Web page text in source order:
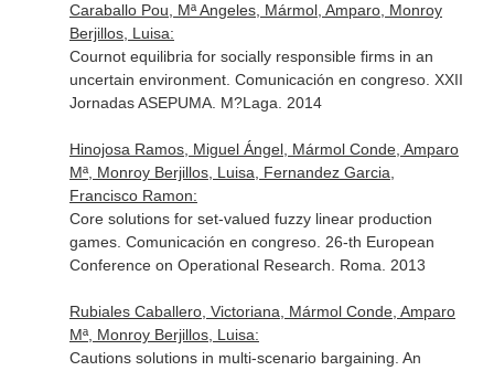
Caraballo Pou, Mª Angeles, Mármol, Amparo, Monroy
Berjillos, Luisa:
Cournot equilibria for socially responsible firms in an
uncertain environment. Comunicación en congreso. XXII
Jornadas ASEPUMA. M?Laga. 2014
Hinojosa Ramos, Miguel Ángel, Mármol Conde, Amparo
Mª, Monroy Berjillos, Luisa, Fernandez Garcia,
Francisco Ramon:
Core solutions for set-valued fuzzy linear production
games. Comunicación en congreso. 26-th European
Conference on Operational Research. Roma. 2013
Rubiales Caballero, Victoriana, Mármol Conde, Amparo
Mª, Monroy Berjillos, Luisa:
Cautions solutions in multi-scenario bargaining. An